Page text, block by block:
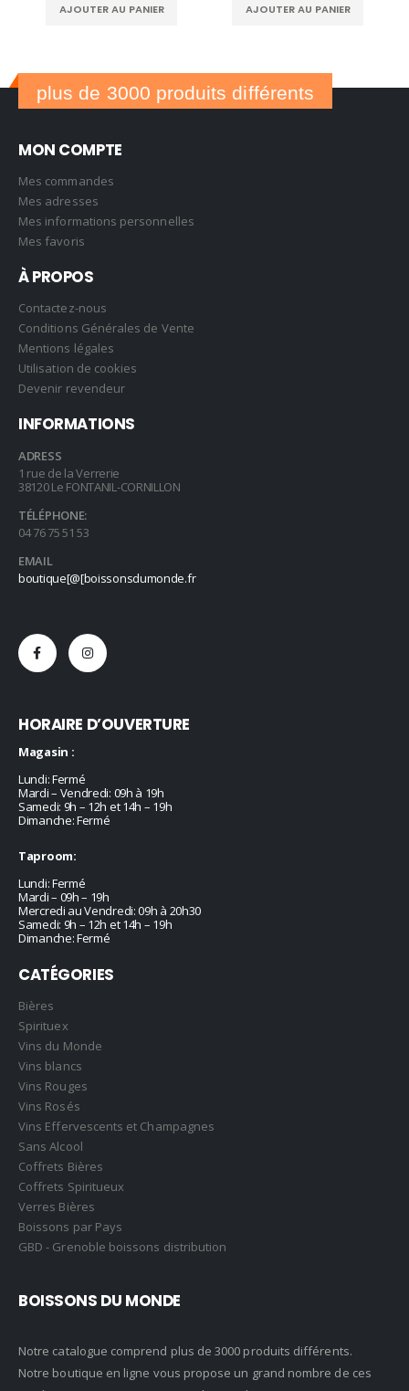
AJOUTER AU PANIER AJOUTER AU PANIER
plus de 3000 produits différents
MON COMPTE
Mes commandes
Mes adresses
Mes informations personnelles
Mes favoris
À PROPOS
Contactez-nous
Conditions Générales de Vente
Mentions légales
Utilisation de cookies
Devenir revendeur
INFORMATIONS
ADRESS
1 rue de la Verrerie
38120 Le FONTANIL-CORNILLON
TÉLÉPHONE:
04 76 75 51 53
EMAIL
boutique[@[boissonsdumonde.fr
HORAIRE D’OUVERTURE
Magasin :
Lundi: Fermé
Mardi – Vendredi: 09h à 19h
Samedi: 9h – 12h et 14h – 19h
Dimanche: Fermé
Taproom:
Lundi: Fermé
Mardi – 09h – 19h
Mercredi au Vendredi: 09h à 20h30
Samedi: 9h – 12h et 14h – 19h
Dimanche: Fermé
CATÉGORIES
Bières
Spirituex
Vins du Monde
Vins blancs
Vins Rouges
Vins Rosés
Vins Effervescents et Champagnes
Sans Alcool
Coffrets Bières
Coffrets Spiritueux
Verres Bières
Boissons par Pays
GBD - Grenoble boissons distribution
BOISSONS DU MONDE
Notre catalogue comprend plus de 3000 produits différents.
Notre boutique en ligne vous propose un grand nombre de ces